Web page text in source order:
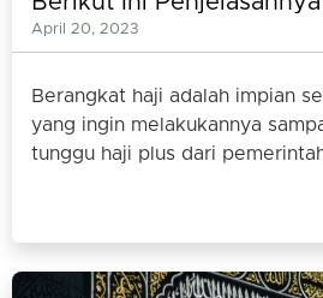
April 20, 2023
Berangkat haji adalah impian
yang ingin melakukannya
tunggu haji plus dari